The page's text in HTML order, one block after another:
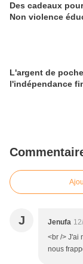
Des cadeaux
Non violence
L'argent de
l'indépendance
J Jenufa
<br /> J'ai
nous